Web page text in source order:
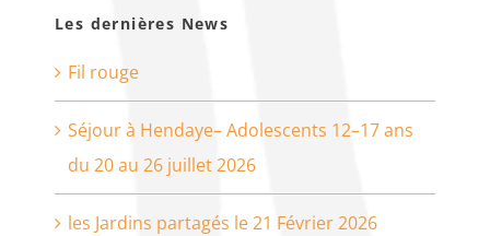
Les dernières News
Fil rouge
Séjour à Hendaye– Adolescents 12–17 ans
du 20 au 26 juillet 2026
les Jardins partagés le 21 Février 2026